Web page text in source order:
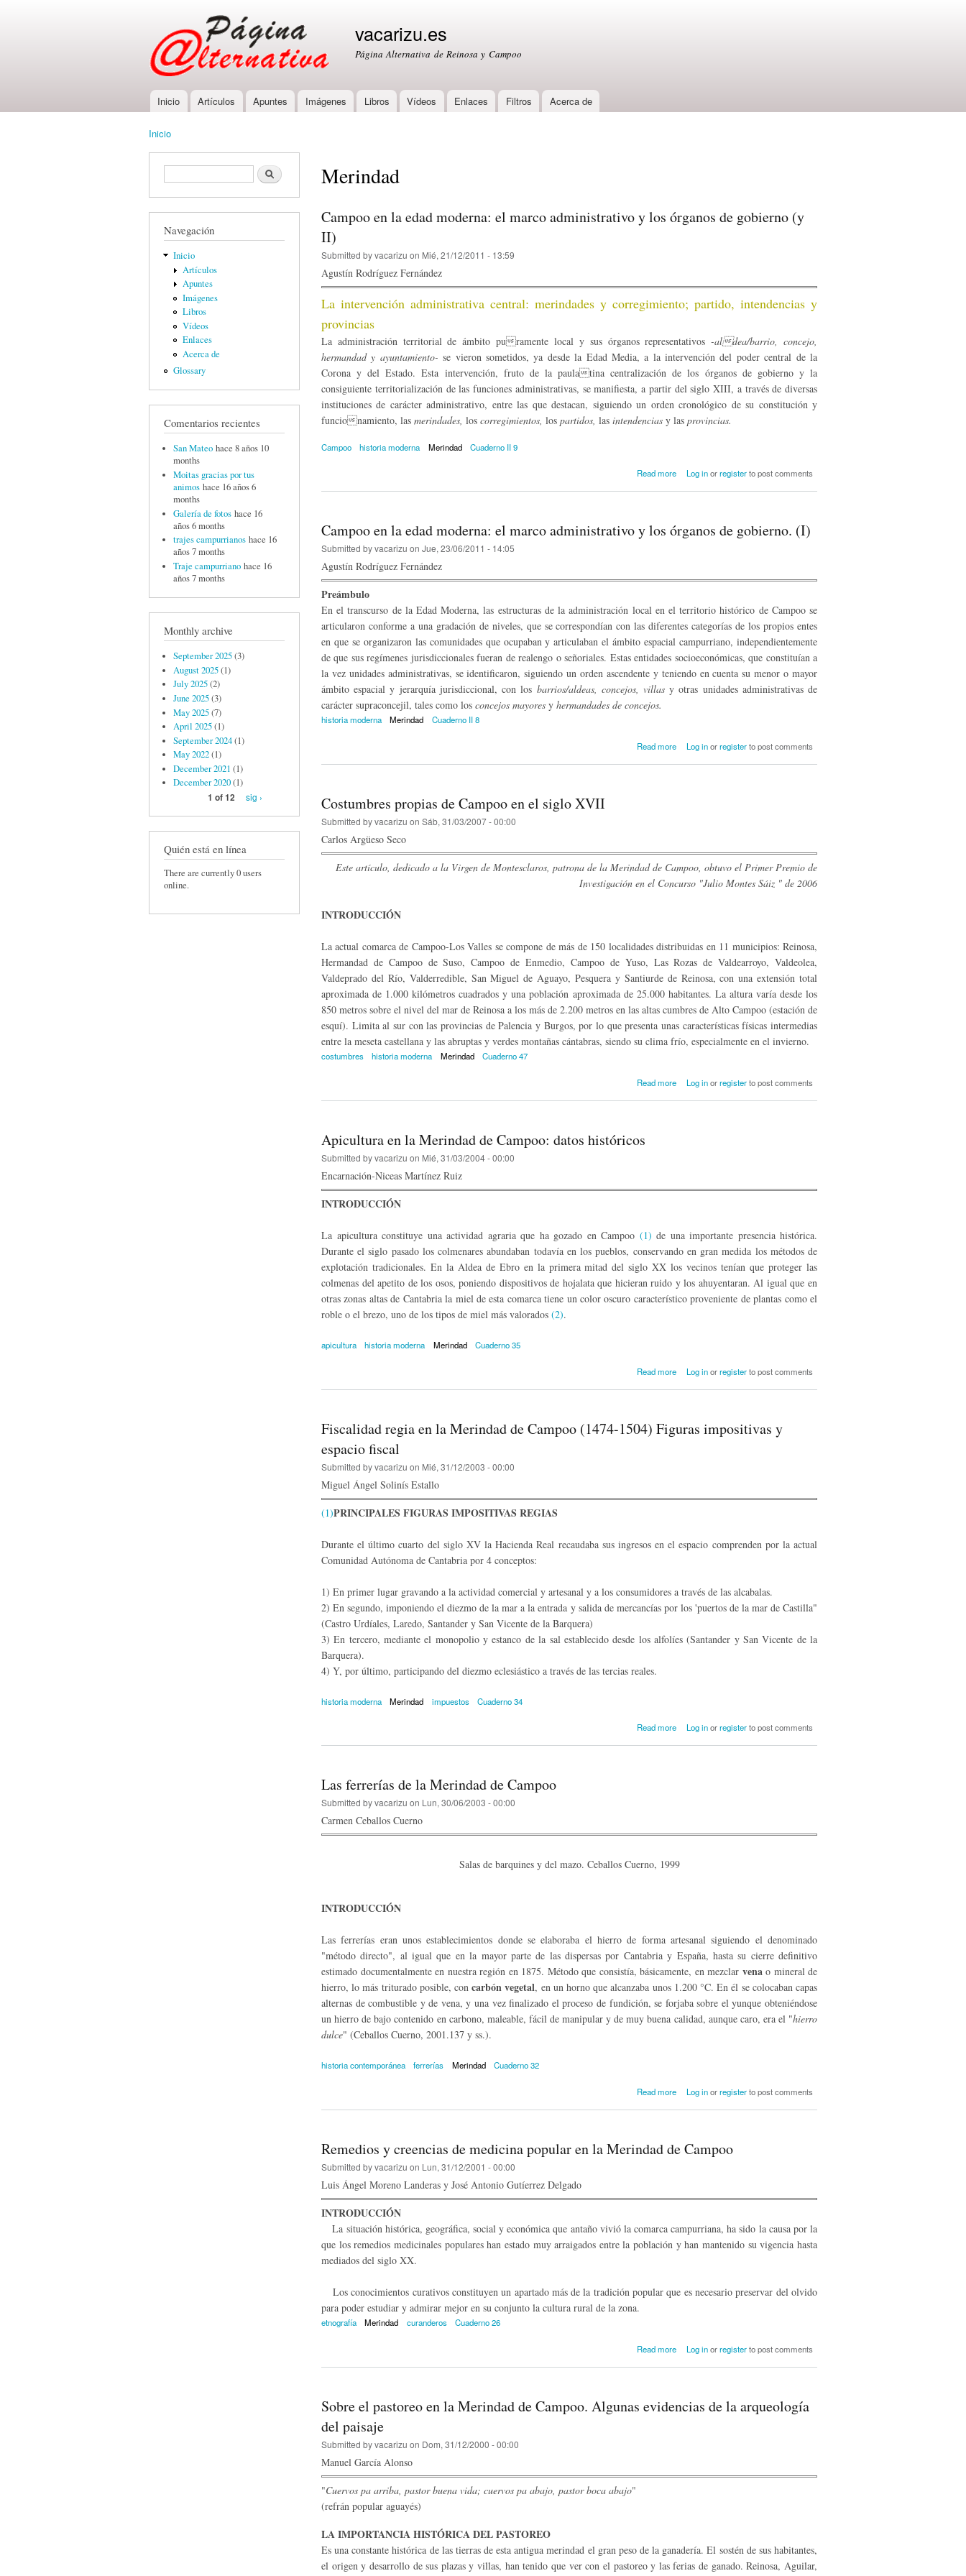
content
vacarizu.es
Página Alternativa de Reinosa y Campoo
Main menu
Inicio Artículos Apuntes Imágenes Libros Vídeos Enlaces Filtros Acerca de
Inicio
Formulario de búsquedaBuscar
Navegación
Inicio
Artículos
Apuntes
Imágenes
Libros
Vídeos
Enlaces
Acerca de
Glossary
Comentarios recientes
San Mateo hace 8 años 10
months
Moitas gracias por tus
animos hace 16 años 6
months
Galería de fotos hace 16
años 6 months
trajes campurrianos hace 16
años 7 months
Traje campurriano hace 16
años 7 months
Monthly archive
September 2025(3)
August 2025(1)
July 2025(2)
June 2025(3)
May 2025(7)
April 2025(1)
September 2024(1)
May 2022(1)
December 2021 (1)
December 2020(1)
1 of 12
sig ›
Quién está en línea
There are currently 0 users
online.
Merindad
Campoo en la edad moderna: el marco administrativo y los órganos de gobierno (y
II)
Submitted byvacarizu on Mié, 21/12/2011 - 13:59
Agustín Rodríguez Fernández
La intervención administrativa central: merindades y corregimiento; partido, intendencias y
provincias
La administración territorial de ámbito puramente local y sus órganos representativos -aldea/barrio, concejo,
hermandad y ayuntamiento-se vieron sometidos, ya desde la Edad Media, a la intervención del poder central de la
Corona y del Estado. Esta intervención, fruto de la paulatina centralización de los órganos de gobierno y la
consiguiente territorialización de las funciones administrativas, se manifiesta, a partir del siglo XIII, a través de diversas
instituciones de carácter administrativo, entre las que destacan, siguiendo un orden cronológico de su constitución y
funcionamiento, las merindades, los corregimientos, los partidos, las intendencias y las provincias.
Campoo historia moderna Merindad Cuaderno II 9
Read more
about Campoo en la edad moderna: el
gobierno (y II)
Log inorregisterto post comments
Campoo en la edad moderna: el marco administrativo y los órganos de gobierno. (I)
Submitted byvacarizu on Jue, 23/06/2011 - 14:05
Agustín Rodríguez Fernández
Preámbulo
En el transcurso de la Edad Moderna, las es­tructuras de la administración local en el territorio histórico de Campoo se
articularon conforme a una gradación de niveles, que se correspondían con las diferentes categorías de los propios entes
en que se organizaron las comunidades que ocupaban y arti­culaban el ámbito espacial campurriano, indepen­dientemente
de que sus regímenes jurisdiccionales fueran de realengo o señoriales. Estas entidades socioeconómicas, que constituían a
la vez unida­des administrativas, se identificaron, siguiendo un orden ascendente y teniendo en cuenta su menor o mayor
ámbito espacial y jerarquía jurisdiccio­nal, con los barrios/aldeas, concejos, villasy otras unidades administrativas de
carácter supraconcejil, tales como los concejos mayores y hermandades de concejos.
historia moderna Merindad Cuaderno II 8
Read more
about Campoo en la edad moderna: el
gobierno. (I)
Log inorregisterto post comments
Costumbres propias de Campoo en el siglo XVII
Submitted byvacarizu on Sáb, 31/03/2007 - 00:00
Carlos Argüeso Seco
Este artículo, dedicado a la Virgen de Montesclaros, patrona de la Merindad de Campoo, obtuvo el Primer Premio de
Investigación en el Concurso "Julio Montes Sáiz " de 2006
INTRODUCCIÓN
La actual comarca de Campoo-Los Valles se compone de más de 150 localidades distribuidas en 11 munici­pios: Reinosa,
Hermandad de Campoo de Suso, Cam­poo de Enmedio, Campoo de Yuso, Las Rozas de Valdearroyo, Valdeolea,
Valdeprado del Río, Valderredible, San Miguel de Aguayo, Pesquera y Santiurde de Reinosa, con una extensión total
aproximada de 1.000 kilómetros cuadrados y una pobla­ción aproximada de 25.000 habitantes. La altura varía desde los
850 metros sobre el nivel del mar de Reinosa a los más de 2.200 metros en las altas cumbres de Alto Campoo (estación de
esquí). Limita al sur con las provincias de Palencia y Burgos, por lo que presenta unas características físicas intermedias
entre la meseta castellana y las abruptas y verdes montañas cántabras, siendo su clima frío, especialmente en el invierno.
costumbres historia moderna Merindad Cuaderno 47
Read more
about Costumbres propias de Campoo en
Log inorregisterto post comments
Apicultura en la Merindad de Campoo: datos históricos
Submitted byvacarizu on Mié, 31/03/2004 - 00:00
Encarnación-Niceas Martínez Ruiz
INTRODUCCIÓN
La apicultura constituye una actividad agraria que ha gozado en Campoo (1) de una importante presencia histórica.
Durante el siglo pasado los colmenares abundaban todavía en los pueblos, conservando en gran medida los métodos de
explotación tradicionales. En la Aldea de Ebro en la primera mitad del siglo XX los vecinos tenían que proteger las
colmenas del apetito de los osos, poniendo dispositivos de hojalata que hicieran ruido y los ahuyentaran. Al igual que en
otras zonas altas de Cantabria la miel de esta comarca tiene un color oscuro característico proveniente de plantas como el
roble o el brezo, uno de los tipos de miel más valorados (2).
apicultura historia moderna Merindad Cuaderno 35
Read more
about Apicultura en la Merindad de
Log inorregisterto post comments
Fiscalidad regia en la Merindad de Campoo (1474-1504) Figuras impositivas y
espacio fiscal
Submitted byvacarizu on Mié, 31/12/2003 - 00:00
Miguel Ángel Solinís Estallo
(1)PRINCIPALES FIGURAS IMPOSITIVAS REGIAS
Durante el último cuarto del siglo XV la Hacienda Real recaudaba sus ingresos en el espacio comprenden por la actual
Comunidad Autónoma de Cantabria por 4 conceptos:
1) En primer lugar gravando a la actividad comercial y artesanal y a los consumidores a través de las alcabalas.
2) En segundo, imponiendo el diezmo de la mar a la entrada y salida de mercancías por los 'puertos de la mar de Castilla"
(Castro Urdíales, Laredo, Santander y San Vicente de la Barquera)
3) En tercero, mediante el monopolio y estanco de la sal establecido desde los alfolíes (Santander y San Vicente de la
Barquera).
4) Y, por último, participando del diezmo eclesiástico a través de las tercias reales.
historia moderna Merindad impuestos Cuaderno 34
Read more
about Fiscalidad regia en la Merindad de
y espacio fiscal
Log inorregisterto post comments
Las ferrerías de la Merindad de Campoo
Submitted byvacarizu on Lun, 30/06/2003 - 00:00
Carmen Ceballos Cuerno
Salas de barquines y del mazo. Ceballos Cuerno, 1999
INTRODUCCIÓN
Las ferrerías eran unos establecimientos donde se elaboraba el hierro de forma artesanal siguiendo el denominado
"método directo", al igual que en la mayor parte de las dispersas por Cantabria y España, hasta su cierre definitivo
estimado documentalmente en nuestra región en 1875. Método que consistía, básicamente, en mezclar venao mineral de
hierro, lo más triturado posible, concarbón vegetal, en un horno que alcanzaba unos 1.200 °C. En él se colocaban capas
alternas de combustible y de vena, y una vez finalizado el proceso de fundición, se forjaba sobre el yunque obteniéndose
un hierro de bajo contenido en carbono, maleable, fácil de manipular y de muy buena calidad, aunque caro, era el "hierro
dulce" (Ceballos Cuerno, 2001.137 y ss.).
historia contemporánea ferrerías Merindad Cuaderno 32
Read more
about Las ferrerías de la Merindad de
Log inorregisterto post comments
Remedios y creencias de medicina popular en la Merindad de Campoo
Submitted byvacarizu on Lun, 31/12/2001 - 00:00
Luis Ángel Moreno Landeras y José Antonio Gutíerrez Delgado
INTRODUCCIÓN
La situación histórica, geográfica, social y económica que antaño vivió la comarca campurriana, ha sido la causa por la
que los remedios medicinales populares han estado muy arraigados entre la población y han mantenido su vigencia hasta
mediados del siglo XX.
Los conocimientos curativos constituyen un apartado más de la tradición popular que es necesario preservar del olvido
para poder estudiar y admirar mejor en su conjunto la cultura rural de la zona.
etnografía Merindad curanderos Cuaderno 26
Read more
about Remedios y creencias de medicina
Log inorregisterto post comments
Sobre el pastoreo en la Merindad de Campoo. Algunas evidencias de la arqueología
del paisaje
Submitted byvacarizu on Dom, 31/12/2000 - 00:00
Manuel García Alonso
"Cuervos pa arriba, pastor buena vida; cuervos pa abajo, pastor boca abajo"
(refrán popular aguayés)
LA IMPORTANCIA HISTÓRICA DEL PASTOREO
Es una constante histórica de las tierras de esta antigua merindad el gran peso de la ganadería. El sostén de sus habitantes,
el origen y desarrollo de sus plazas y villas, han tenido que ver con el pastoreo y las ferias de ganado. Reinosa, Aguilar,